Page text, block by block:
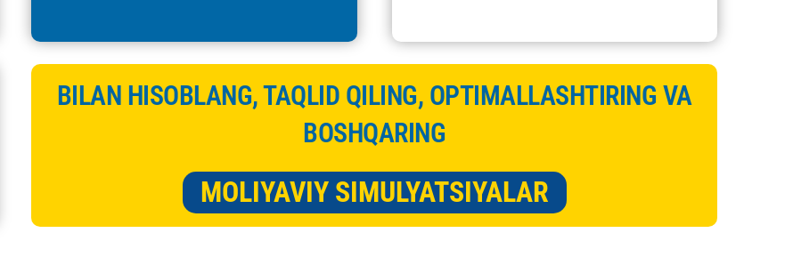
BILAN HISOBLANG, TAQLID QILING, OPTIMALLASHTIRING VA
BOSHQARING
MOLIYAVIY SIMULYATSIYALAR